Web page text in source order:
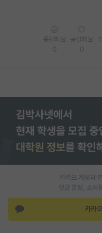
카카오 계정과
댓글 알람, 소식
카카